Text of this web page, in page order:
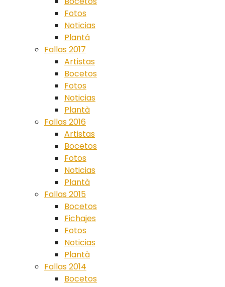
Fotos
Noticias
Plantá
Fallas 2017
Artistas
Bocetos
Fotos
Noticias
Plantà
Fallas 2016
Artistas
Bocetos
Fotos
Noticias
Plantà
Fallas 2015
Bocetos
Fichajes
Fotos
Noticias
Plantà
Fallas 2014
Bocetos